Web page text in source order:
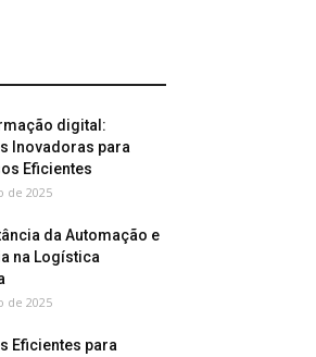
digital:
Inovadoras para
Eficientes
de 2025
da Automação e
na Logística
de 2025
Eficientes para